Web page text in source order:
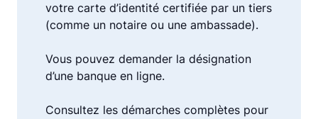
votre carte d’identité certifiée par un tiers
(comme un notaire ou une ambassade).
Vous pouvez demander la désignation
d’une banque en ligne.
Consultez les démarches complètes pour